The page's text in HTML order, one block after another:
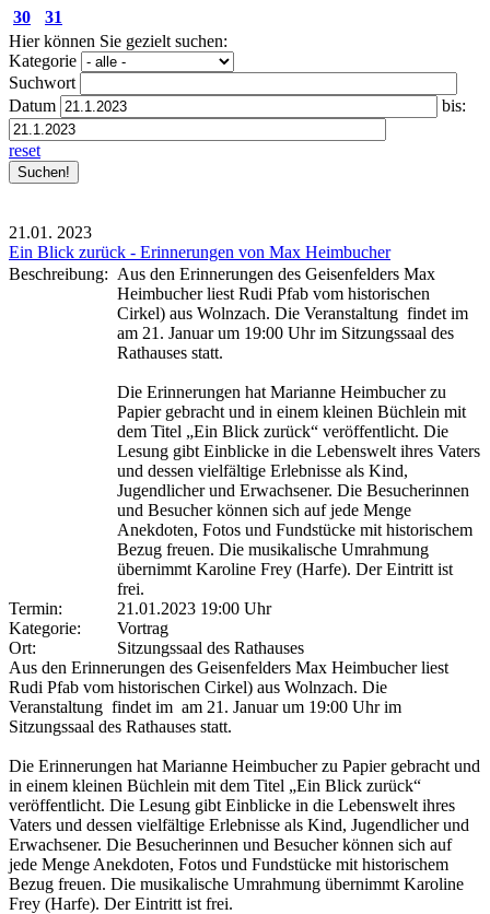
30
31
Hier können Sie gezielt suchen:
Kategorie
Suchwort
Datum
bis:
reset
21.01. 2023
Ein Blick zurück - Erinnerungen von Max Heimbucher
Beschreibung: Aus den Erinnerungen des Geisenfelders Max
Heimbucher liest Rudi Pfab vom historischen
Cirkel) aus Wolnzach. Die Veranstaltung findet im
am 21. Januar um 19:00 Uhr im Sitzungssaal des
Rathauses statt.
Die Erinnerungen hat Marianne Heimbucher zu
Papier gebracht und in einem kleinen Büchlein mit
dem Titel „Ein Blick zurück“ veröffentlicht. Die
Lesung gibt Einblicke in die Lebenswelt ihres Vaters
und dessen vielfältige Erlebnisse als Kind,
Jugendlicher und Erwachsener. Die Besucherinnen
und Besucher können sich auf jede Menge
Anekdoten, Fotos und Fundstücke mit historischem
Bezug freuen. Die musikalische Umrahmung
übernimmt Karoline Frey (Harfe). Der Eintritt ist
frei.
Termin:
21.01.2023 19:00 Uhr
Kategorie:
Vortrag
Ort:
Sitzungssaal des Rathauses
Aus den Erinnerungen des Geisenfelders Max Heimbucher liest
Rudi Pfab vom historischen Cirkel) aus Wolnzach. Die
Veranstaltung findet im am 21. Januar um 19:00 Uhr im
Sitzungssaal des Rathauses statt.
Die Erinnerungen hat Marianne Heimbucher zu Papier gebracht und
in einem kleinen Büchlein mit dem Titel „Ein Blick zurück“
veröffentlicht. Die Lesung gibt Einblicke in die Lebenswelt ihres
Vaters und dessen vielfältige Erlebnisse als Kind, Jugendlicher und
Erwachsener. Die Besucherinnen und Besucher können sich auf
jede Menge Anekdoten, Fotos und Fundstücke mit historischem
Bezug freuen. Die musikalische Umrahmung übernimmt Karoline
Frey (Harfe). Der Eintritt ist frei.